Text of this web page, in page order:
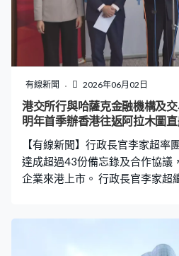
有線新聞 2026年06月02日
港交所行與哈薩克金融機構及
明年首季辦香港往返阿拉木圖
【有線新聞】行政長官李家超率
達成超過43份備忘錄及合作協議
企業來港上市。 行政長官李家超
來香港與哈薩克阿拉木圖的直航
訪的港交所行政總裁陳翊庭指出